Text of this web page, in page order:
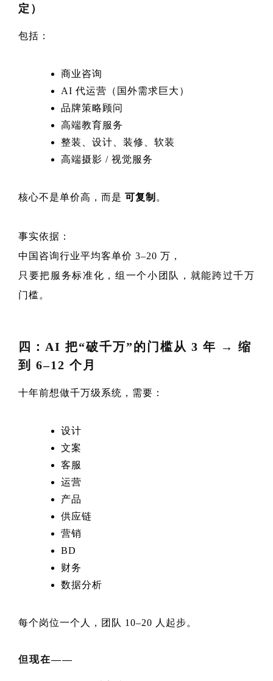
定）
包括：
商业咨询
AI 代运营（国外需求巨大）
品牌策略顾问
高端教育服务
整装、设计、装修、软装
高端摄影 / 视觉服务
核心不是单价高，而是 可复制 。
事实依据：
中国咨询行业平均客单价 3–20 万，
只要把服务标准化，组一个小团队，就能跨过千万
门槛。
四：AI 把“破千万”的门槛从 3 年 → 缩
到 6–12 个月
十年前想做千万级系统，需要：
设计
文案
客服
运营
产品
供应链
营销
BD
财务
数据分析
每个岗位一个人，团队 10–20 人起步。
但现在——